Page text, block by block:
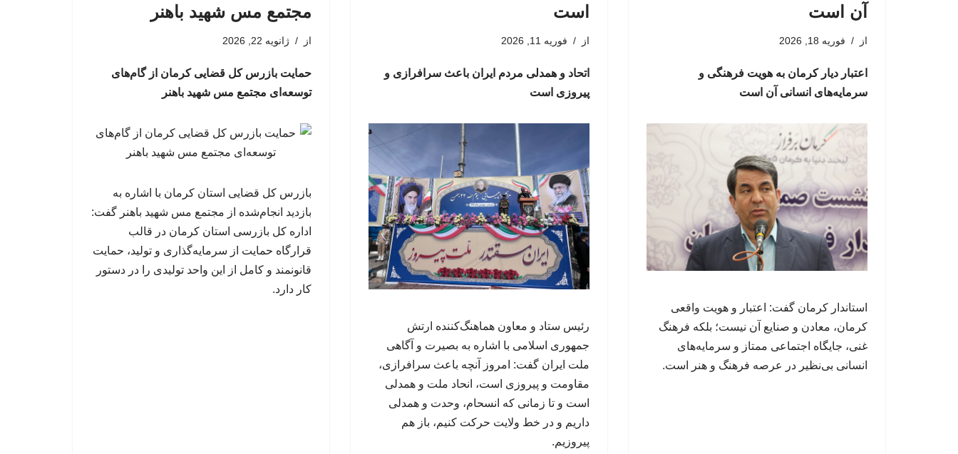
آن است
از فوریه 18, 2026
اعتبار دیار کرمان به هویت فرهنگی و
سرمایه‌های انسانی آن است
استاندار کرمان گفت: اعتبار و هویت واقعی
کرمان، معادن و صنایع آن نیست؛ بلکه فرهنگ
غنی، جایگاه اجتماعی ممتاز و سرمایه‌های
انسانی بی‌نظیر در عرصه فرهنگ و هنر است.
است
از فوریه 11, 2026
اتحاد و همدلی مردم ایران باعث سرافرازی و
پیروزی است
رئیس ستاد و معاون هماهنگ‌کننده ارتش
جمهوری اسلامی با اشاره به بصیرت و آگاهی
ملت ایران گفت: امروز آنچه باعث سرافرازی،
مقاومت و پیروزی است، انحاد ملت و همدلی
است و تا زمانی که انسحام، وحدت و همدلی
داریم و در خط ولایت حرکت کنیم، باز هم
پیروزیم.
مجتمع مس شهید باهنر
از ژانویه 22, 2026
حمایت بازرس کل قضایی کرمان از گام‌های
توسعه‌ای مجتمع مس شهید باهنر
بازرس کل قضایی استان کرمان با اشاره به
بازدید انجام‌شده از مجتمع مس شهید باهنر گفت:
اداره کل بازرسی استان کرمان در قالب
قرارگاه حمایت از سرمایه‌گذاری و تولید، حمایت
قانونمند و کامل از این واحد تولیدی را در دستور
کار دارد.